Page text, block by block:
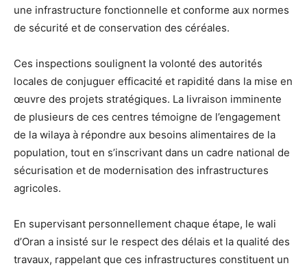
une infrastructure fonctionnelle et conforme aux normes
de sécurité et de conservation des céréales.
Ces inspections soulignent la volonté des autorités
locales de conjuguer efficacité et rapidité dans la mise en
œuvre des projets stratégiques. La livraison imminente
de plusieurs de ces centres témoigne de l’engagement
de la wilaya à répondre aux besoins alimentaires de la
population, tout en s’inscrivant dans un cadre national de
sécurisation et de modernisation des infrastructures
agricoles.
En supervisant personnellement chaque étape, le wali
d’Oran a insisté sur le respect des délais et la qualité des
travaux, rappelant que ces infrastructures constituent un